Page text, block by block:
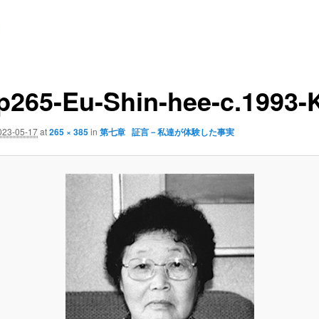
Eu-Shin-hee-c.1993-
05-17at265 × 385in第七章 証言－私達が体験した事実